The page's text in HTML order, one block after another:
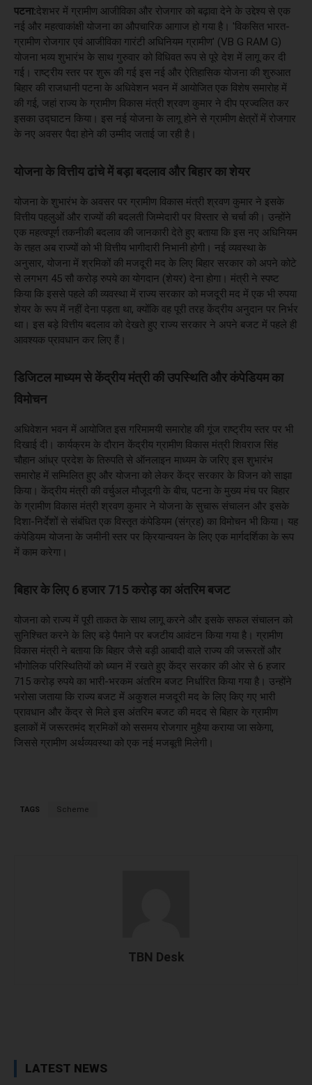
पटना:देशभर में ग्रामीण आजीविका और रोजगार को बढ़ावा देने के उद्देश्य से एक
नई और महत्वाकांक्षी योजना का औपचारिक आगाज हो गया है। 'विकसित भारत-
ग्रामीण रोजगार एवं आजीविका गारंटी अधिनियम ग्रामीण' (VB G RAM G)
योजना भव्य शुभारंभ के साथ गुरुवार को विधिवत रूप से पूरे देश में लागू कर दी
गई। राष्ट्रीय स्तर पर शुरू की गई इस नई और ऐतिहासिक योजना की शुरुआत
बिहार की राजधानी पटना के अधिवेशन भवन में आयोजित एक विशेष समारोह में
की गई, जहां राज्य के ग्रामीण विकास मंत्री श्रवण कुमार ने दीप प्रज्वलित कर
इसका उद्घाटन किया। इस नई योजना के लागू होने से ग्रामीण क्षेत्रों में रोजगार
के नए अवसर पैदा होने की उम्मीद जताई जा रही है।
योजना के वित्तीय ढांचे में बड़ा बदलाव और बिहार का शेयर
योजना के शुभारंभ के अवसर पर ग्रामीण विकास मंत्री श्रवण कुमार ने इसके
वित्तीय पहलुओं और राज्यों की बदलती जिम्मेदारी पर विस्तार से चर्चा की। उन्होंने
एक महत्वपूर्ण तकनीकी बदलाव की जानकारी देते हुए बताया कि इस नए अधिनियम
के तहत अब राज्यों को भी वित्तीय भागीदारी निभानी होगी। नई व्यवस्था के
अनुसार, योजना में श्रमिकों की मजदूरी मद के लिए बिहार सरकार को अपने कोटे
से लगभग 45 सौ करोड़ रुपये का योगदान (शेयर) देना होगा। मंत्री ने स्पष्ट
किया कि इससे पहले की व्यवस्था में राज्य सरकार को मजदूरी मद में एक भी रुपया
शेयर के रूप में नहीं देना पड़ता था, क्योंकि वह पूरी तरह केंद्रीय अनुदान पर निर्भर
था। इस बड़े वित्तीय बदलाव को देखते हुए राज्य सरकार ने अपने बजट में पहले ही
आवश्यक प्रावधान कर लिए हैं।
डिजिटल माध्यम से केंद्रीय मंत्री की उपस्थिति और कंपेडियम का
विमोचन
अधिवेशन भवन में आयोजित इस गरिमामयी समारोह की गूंज राष्ट्रीय स्तर पर भी
दिखाई दी। कार्यक्रम के दौरान केंद्रीय ग्रामीण विकास मंत्री शिवराज सिंह
चौहान आंध्र प्रदेश के तिरुपति से ऑनलाइन माध्यम के जरिए इस शुभारंभ
समारोह में सम्मिलित हुए और योजना को लेकर केंद्र सरकार के विजन को साझा
किया। केंद्रीय मंत्री की वर्चुअल मौजूदगी के बीच, पटना के मुख्य मंच पर बिहार
के ग्रामीण विकास मंत्री श्रवण कुमार ने योजना के सुचारू संचालन और इसके
दिशा-निर्देशों से संबंधित एक विस्तृत कंपेडियम (संग्रह) का विमोचन भी किया। यह
कंपेडियम योजना के जमीनी स्तर पर क्रियान्वयन के लिए एक मार्गदर्शिका के रूप
में काम करेगा।
बिहार के लिए 6 हजार 715 करोड़ का अंतरिम बजट
योजना को राज्य में पूरी ताकत के साथ लागू करने और इसके सफल संचालन को
सुनिश्चित करने के लिए बड़े पैमाने पर बजटीय आवंटन किया गया है। ग्रामीण
विकास मंत्री ने बताया कि बिहार जैसे बड़ी आबादी वाले राज्य की जरूरतों और
भौगोलिक परिस्थितियों को ध्यान में रखते हुए केंद्र सरकार की ओर से 6 हजार
715 करोड़ रुपये का भारी-भरकम अंतरिम बजट निर्धारित किया गया है। उन्होंने
भरोसा जताया कि राज्य बजट में अकुशल मजदूरी मद के लिए किए गए भारी
प्रावधान और केंद्र से मिले इस अंतरिम बजट की मदद से बिहार के ग्रामीण
इलाकों में जरूरतमंद श्रमिकों को ससमय रोजगार मुहैया कराया जा सकेगा,
जिससे ग्रामीण अर्थव्यवस्था को एक नई मजबूती मिलेगी।
TAGS Scheme
TBN Desk
LATEST NEWS